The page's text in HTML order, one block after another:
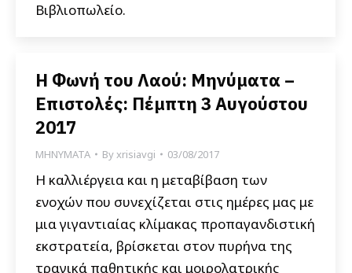
Βιβλιοπωλείο.
Η Φωνή του Λαού: Μηνύματα –
Επιστολές: Πέμπτη 3 Αυγούστου
2017
ΜΗΝΥΜΑΤΑ Byxrisiavgi 03/08/2017
Η καλλιέργεια και η μεταβίβαση των
ενοχών που συνεχίζεται στις ημέρες μας με
μια γιγαντιαίας κλίμακας προπαγανδιστική
εκστρατεία, βρίσκεται στον πυρήνα της
τραγικά παθητικής και μοιρολατρικής